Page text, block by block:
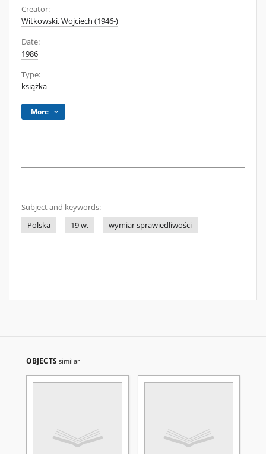
Creator:
Witkowski, Wojciech (1946-)
Date:
1986
Type:
książka
More
Subject and keywords:
Polska
19 w. wymiar sprawiedliwości
OBJECTS similar